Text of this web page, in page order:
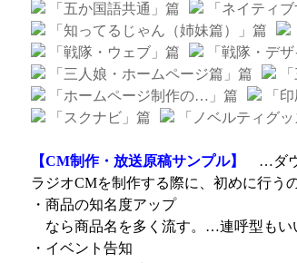
「五か国語共通」篇
「ネイティブ
「知ってるじゃん（姉妹篇）」篇
「戦隊・ウェブ」篇
「戦隊・デザ
「三人娘・ホームページ篇」篇
「
「ホームページ制作の…」篇
「印
「スクナビ」篇
「ノベルティグッ
【CM制作・放送原稿サンプル】
…ダウ
ラジオCMを制作する際に、初めに行う
・商品の知名度アップ
なら商品名を多く流す。…連呼型もい
・イベント告知